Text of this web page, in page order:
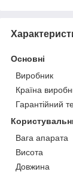
Основні
Виробник
Країна
Гарантійний
Вага апарата
Висота
Довжина